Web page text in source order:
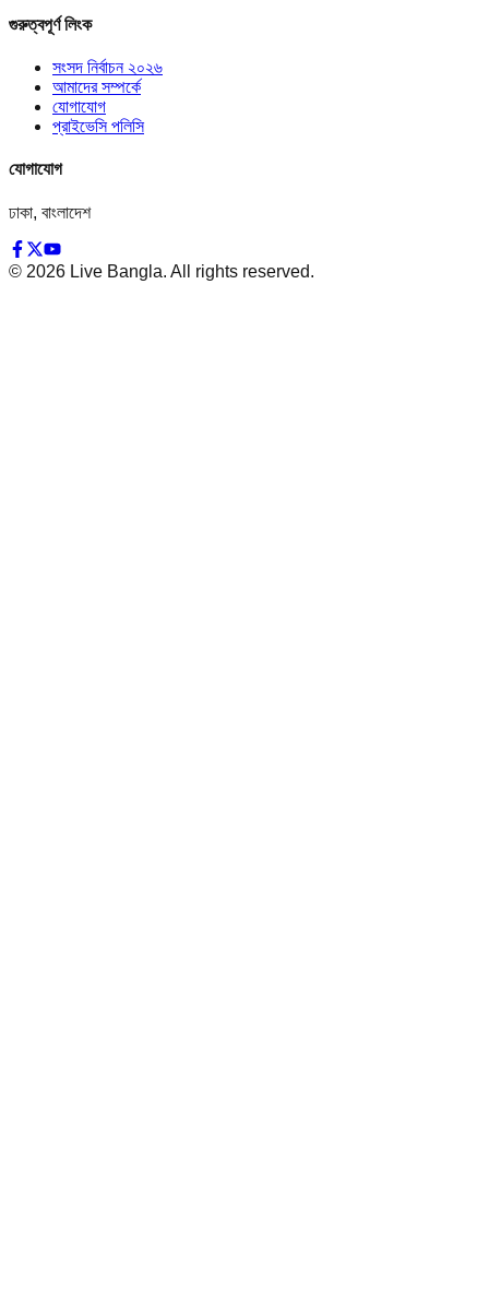
গুরুত্বপূর্ণ লিংক
সংসদ নির্বাচন ২০২৬
আমাদের সম্পর্কে
যোগাযোগ
প্রাইভেসি পলিসি
যোগাযোগ
ঢাকা, বাংলাদেশ
© 2026 Live Bangla. All rights reserved.